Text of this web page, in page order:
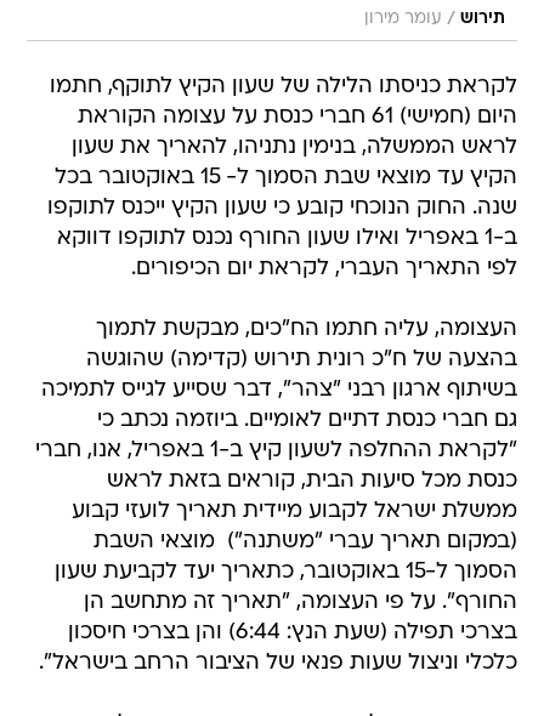
תירוש / עומר מירון
לקראת כניסתו הלילה של שעון הקיץ לתוקף, חתמו
היום (חמישי) 61 חברי כנסת על עצומה הקוראת
לראש הממשלה, בנימין נתניהו, להאריך את שעון
הקיץ עד מוצאי שבת הסמוך ל- 15 באוקטובר בכל
שנה. החוק הנוכחי קובע כי שעון הקיץ ייכנס לתוקפו
ב-1 באפריל ואילו שעון החורף נכנס לתוקפו דווקא
לפי התאריך העברי, לקראת יום הכיפורים.
העצומה, עליה חתמו הח"כים, מבקשת לתמוך
בהצעה של ח"כ רונית תירוש (קדימה) שהוגשה
בשיתוף ארגון רבני "צהר", דבר שסייע לגייס לתמיכה
גם חברי כנסת דתיים לאומיים. ביוזמה נכתב כי
"לקראת ההחלפה לשעון קיץ ב-1 באפריל, אנו, חברי
כנסת מכל סיעות הבית, קוראים בזאת לראש
ממשלת ישראל לקבוע מיידית תאריך לועזי קבוע
(במקום תאריך עברי "משתנה")  מוצאי השבת
הסמוך ל-15 באוקטובר, כתאריך יעד לקביעת שעון
החורף". על פי העצומה, "תאריך זה מתחשב הן
בצרכי תפילה (שעת הנץ: 6:44) והן בצרכי חיסכון
כלכלי וניצול שעות פנאי של הציבור הרחב בישראל".